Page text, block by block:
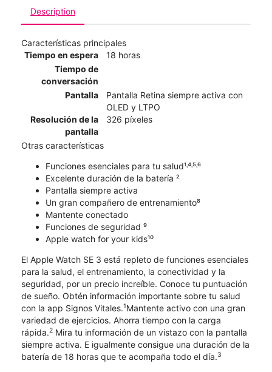
Description
Características principales
Tiempo en espera
18 horas
Tiempo de
conversación
Pantalla
Pantalla Retina siempre activa con
OLED y LTPO
Resolución de la
pantalla
326 píxeles
Otras características
Funciones esenciales para tu salud¹˒⁴˒⁵˒⁶
Excelente duración de la batería ²
Pantalla siempre activa
Un gran compañero de entrenamiento⁸
Mantente conectado
Funciones de seguridad ⁹
Apple watch for your kids¹⁰
El Apple Watch SE 3 está repleto de funciones esenciales
para la salud, el entrenamiento, la conectividad y la
seguridad, por un precio increíble. Conoce tu puntuación
de sueño. Obtén información importante sobre tu salud
con la app Signos Vitales.1Mantente activo con una gran
variedad de ejercicios. Ahorra tiempo con la carga
rápida.2 Mira tu información de un vistazo con la pantalla
siempre activa. E igualmente consigue una duración de la
batería de 18 horas que te acompaña todo el día.3